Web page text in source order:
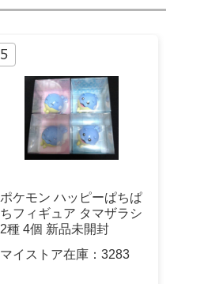
ポケモン ハッピーぱちぱ
ちフィギュア タマザラシ
2種 4個 新品未開封
マイストア在庫： 3283